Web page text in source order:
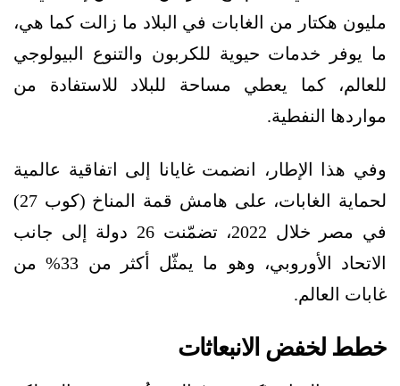
مليون هكتار من الغابات في البلاد ما زالت كما هي،
ما يوفر خدمات حيوية للكربون والتنوع البيولوجي
للعالم، كما يعطي مساحة للبلاد للاستفادة من
مواردها النفطية.
وفي هذا الإطار، انضمت غايانا إلى اتفاقية عالمية
لحماية الغابات، على هامش قمة المناخ (كوب 27)
في مصر خلال 2022، تضمّنت 26 دولة إلى جانب
الاتحاد الأوروبي، وهو ما يمثّل أكثر من 33% من
غابات العالم.
خطط لخفض الانبعاثات